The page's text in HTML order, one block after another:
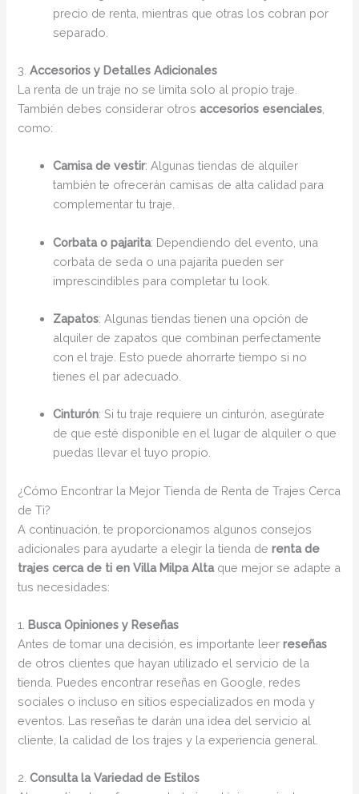
precio de renta, mientras que otras los cobran por
separado.
3.Accesorios y Detalles Adicionales
La renta de un traje no se limita solo al propio traje.
También debes considerar otrosaccesorios esenciales
como:
Camisa de vestir: Algunas tiendas de alquiler
también te ofrecerán camisas de alta calidad para
complementar tu traje.
Corbata o pajarita: Dependiendo del evento, una
corbata de seda o una pajarita pueden ser
imprescindibles para completar tu look.
Zapatos: Algunas tiendas tienen una opción de
alquiler de zapatos que combinan perfectamente
con el traje. Esto puede ahorrarte tiempo si no
tienes el par adecuado.
Cinturón: Si tu traje requiere un cinturón, asegúrate
de que esté disponible en el lugar de alquiler o que
puedas llevar el tuyo propio.
¿Cómo Encontrar la Mejor Tienda de Renta de Trajes Cerca
de Ti?
A continuación, te proporcionamos algunos consejos
adicionales para ayudarte a elegir la tienda derenta de
trajes cerca de ti en Villa Milpa Altaque mejor se adapte a
tus necesidades:
1. Busca Opiniones y Reseñas
Antes de tomar una decisión, es importante leerreseñas
de otros clientes que hayan utilizado el servicio de la
tienda. Puedes encontrar reseñas en Google, redes
sociales o incluso en sitios especializados en moda y
eventos. Las reseñas te darán una idea del servicio al
cliente, la calidad de los trajes y la experiencia general.
2.Consulta la Variedad de Estilos